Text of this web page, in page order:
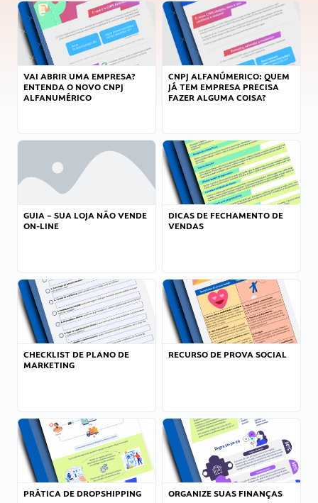
VAI ABRIR UMA EMPRESA?
ENTENDA O NOVO CNPJ
ALFANUMÉRICO
CNPJ ALFANÚMERICO: QUEM
JÁ TEM EMPRESA PRECISA
FAZER ALGUMA COISA?
GUIA – SUA LOJA NÃO VENDE
ON-LINE
DICAS DE FECHAMENTO DE
VENDAS
CHECKLIST DE PLANO DE
MARKETING
RECURSO DE PROVA SOCIAL
PRÁTICA DE DROPSHIPPING ORGANIZE SUAS FINANÇAS